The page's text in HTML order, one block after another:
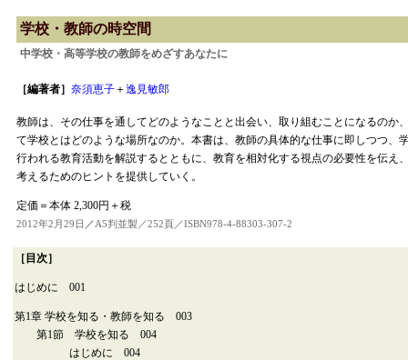
学校・教師の時空間
中学校・高等学校の教師をめざすあなたに
［編著者］ 奈須恵子 ＋逸見敏郎
教師は、その仕事を通してどのようなことと出会い、取り組むことになるのか
て学校とはどのような場所なのか。本書は、教師の具体的な仕事に即しつつ、
行われる教育活動を解説するとともに、教育を相対化する視点の必要性を伝え
考えるためのヒントを提供していく。
定価＝本体 2,300円＋税
2012年2月29日 ／ A5判並製／252頁／ISBN978-4-88303-307-2
［目次］
はじめに 001
第1章 学校を知る・教師を知る 003
第1節 学校を知る 004
はじめに 004